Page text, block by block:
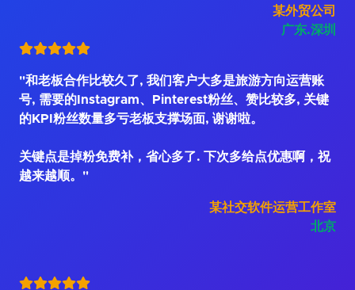
某外贸公司
广东.深圳
"和老板合作比较久了, 我们客户大多是旅游方向运营账
号, 需要的Instagram、Pinterest粉丝、赞比较多, 关键
的KPI粉丝数量多亏老板支撑场面, 谢谢啦。
关键点是掉粉免费补，省心多了. 下次多给点优惠啊，祝
越来越顺。"
某社交软件运营工作室
北京